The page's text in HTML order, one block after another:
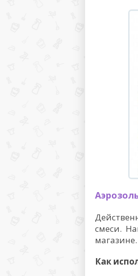
смеси.
магазине.
Как